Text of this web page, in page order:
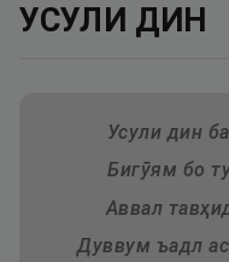
УСУЛИ ДИН
Усули дин
Бигӯям бо
Аввал
Дуввум ъадл